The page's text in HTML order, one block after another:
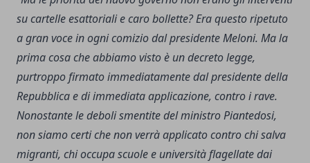
su cartelle esattoriali e caro bollette? Era questo ripetuto
a gran voce in ogni comizio dal presidente Meloni. Ma la
prima cosa che abbiamo visto è un decreto legge,
purtroppo firmato immediatamente dal presidente della
Repubblica e di immediata applicazione, contro i rave.
Nonostante le deboli smentite del ministro Piantedosi,
non siamo certi che non verrà applicato contro chi salva
migranti, chi occupa scuole e università flagellate dai